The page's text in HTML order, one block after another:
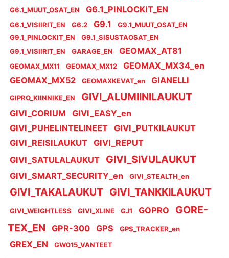
G6.1_MUUT_OSAT_EN G6.1_PINLOCKIT_EN
G6.1_VISIIRIT_EN G6.2 G9.1
G9.1_MUUT_OSAT_EN
G9.1_PINLOCKIT_EN
G9.1_SISUSTAOSAT_EN
G9.1_VISIIRIT_EN
GARAGE_EN GEOMAX_AT81
GEOMAX_MX11 GEOMAX_MX12
GEOMAX_MX34_en
GEOMAX_MX52
GEOMAXKEVAT_en GIANELLI
GIPRO_KIINNIKE_EN GIVI_ALUMIINILAUKUT
GIVI_CORIUM
GIVI_EASY_en
GIVI_PUHELINTELINEET GIVI_PUTKILAUKUT
GIVI_REISILAUKUT GIVI_REPUT
GIVI_SATULALAUKUT
GIVI_SIVULAUKUT
GIVI_SMART_SECURITY_en GIVI_STEALTH_en
GIVI_TAKALAUKUT GIVI_TANKKILAUKUT
GIVI_WEIGHTLESS GIVI_XLINE GJ1 GOPRO
GORE-
TEX_EN
GPR-300 GPS GPS_TRACKER_en
GREX_EN GW015_VANTEET